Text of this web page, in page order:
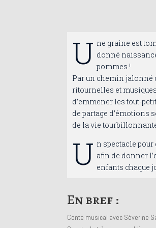
U ne graine est
donné
pommes !
Par un chemin jalonné
ritournelles et
d’emmener les tout-
de partage d’émotions
de la vie
U n spectacle
afin de donner
enfants chaque
En bref :
Conte musical avec Séverine